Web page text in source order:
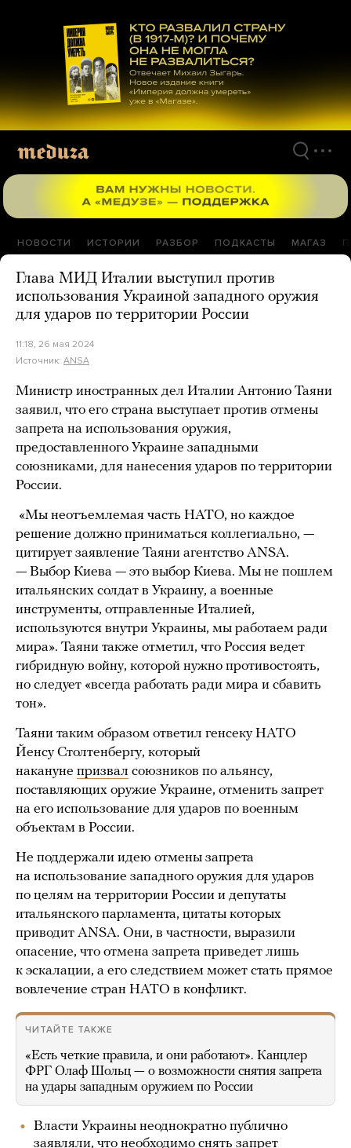
материалам
НОВОСТИ ИСТОРИИ РАЗБОР ПОДКАСТЫ МАГАЗ
Глава МИД Италии выступил против
использования Украиной западного оружия
для ударов по территории России
11:18, 26 мая 2024
Источник: ANSA
Министр иностранных дел Италии Антонио Таяни
заявил, что его страна выступает против отмены
запрета на использования оружия,
предоставленного Украине западными
союзниками, для нанесения ударов по территории
России.
«Мы неотъемлемая часть НАТО, но каждое
решение должно приниматься коллегиально, —
цитирует заявление Таяни агентство ANSA.
— Выбор Киева — это выбор Киева. Мы не пошлем
итальянских солдат в Украину, а военные
инструменты, отправленные Италией,
используются внутри Украины, мы работаем ради
мира». Таяни также отметил, что Россия ведет
гибридную войну, которой нужно противостоять,
но следует «всегда работать ради мира и сбавить
тон».
Таяни таким образом ответил генсеку НАТО
Йенсу Столтенбергу, который
накануне призвал союзников по альянсу,
поставляющих оружие Украине, отменить запрет
на его использование для ударов по военным
объектам в России.
Не поддержали идею отмены запрета
на использование западного оружия для ударов
по целям на территории России и депутаты
итальянского парламента, цитаты которых
приводит ANSA. Они, в частности, выразили
опасение, что отмена запрета приведет лишь
к эскалации, а его следствием может стать прямое
вовлечение стран НАТО в конфликт.
ЧИТАЙТЕ ТАКЖЕ
«Есть четкие правила, и они работают». Канцлер
ФРГ Олаф Шольц — о возможности снятия запрета
на удары западным оружием по России
Власти Украины неоднократно публично
заявляли, что необходимо снять запрет